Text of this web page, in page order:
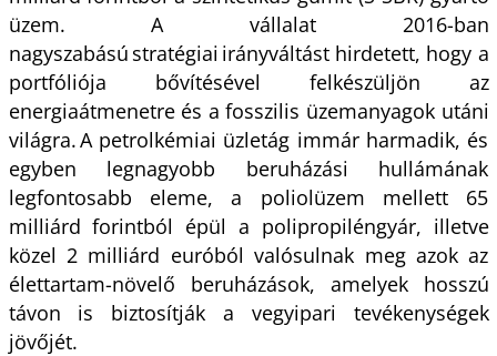
üzem. A vállalat 2016-ban
nagyszabású stratégiai irányváltást hirdetett, hogy a
portfóliója bővítésével felkészüljön az
energiaátmenetre és a fosszilis üzemanyagok utáni
világra. A petrolkémiai üzletág immár harmadik, és
egyben legnagyobb beruházási hullámának
legfontosabb eleme, a poliolüzem mellett 65
milliárd forintból épül a polipropiléngyár, illetve
közel 2 milliárd euróból valósulnak meg azok az
élettartam-növelő beruházások, amelyek hosszú
távon is biztosítják a vegyipari tevékenységek
jövőjét.